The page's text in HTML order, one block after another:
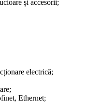
și accesorii;
electrică;
Ethernet;